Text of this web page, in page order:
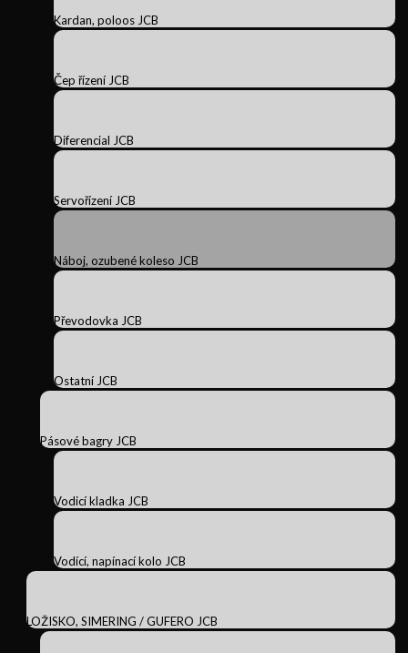
Kardan, poloos JCB
Čep řízení JCB
Diferencial JCB
Servořízení JCB
Náboj, ozubené koleso JCB
Převodovka JCB
Ostatní JCB
Pásové bagry JCB
Vodicí kladka JCB
Vodící, napínací kolo JCB
LOŽISKO, SIMERING / GUFERO JCB